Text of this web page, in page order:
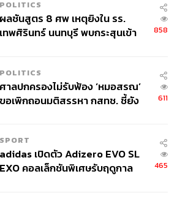
Creative Director
POLITICS
ผลชันสูตร 8 ศพ เหตุยิงใน รร.
เทพศิรินทร์ นนทบุรี พบกระสุนเข้า
858
POLITICS
ศาลปกครองไม่รับฟ้อง ‘หมอสรณ’
ขอเพิกถอนมติสรรหา กสทช. ชี้ยัง
611
SPORT
adidas เปิดตัว Adizero EVO SL
EXO คอลเล็กชันพิเศษรับฤดูกาล
465